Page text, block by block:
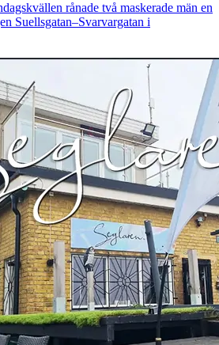
rånade två maskerade män en
Suellsgatan–Svarvargatan i